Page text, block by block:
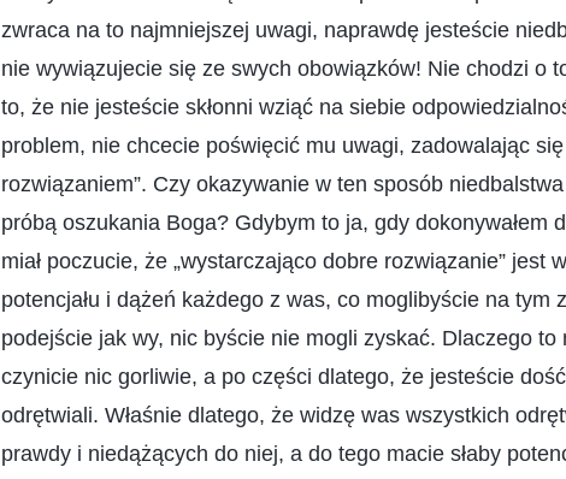
zwraca na to najmniejszej uwagi, naprawdę jesteście
nie wywiązujecie się ze swych obowiązków! Nie chodzi o
to, że nie jesteście skłonni wziąć na siebie
problem, nie chcecie poświęcić mu uwagi, zadowalając
rozwiązaniem”. Czy okazywanie w ten sposób
próbą oszukania Boga? Gdybym to ja, gdy dokonywałem
miał poczucie, że „wystarczająco dobre rozwiązanie” jest
potencjału i dążeń każdego z was, co moglibyście na tym
podejście jak wy, nic byście nie mogli zyskać. Dlaczego
czynicie nic gorliwie, a po części dlatego, że jesteście
odrętwiali. Właśnie dlatego, że widzę was wszystkich
prawdy i niedążących do niej, a do tego macie słaby